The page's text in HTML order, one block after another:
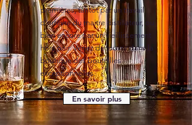
premières, tantôt par un travail
d'orfèvre du maitre distillateur, ou
bien encore par un vieillissement
hors pair. Venez découvrir dans la
boutique des bouteilles
exceptionnelles.
En savoir plus